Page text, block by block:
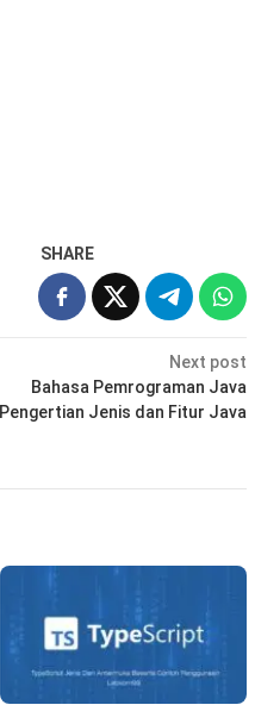
SHARE
Next post
Bahasa Pemrograman Java
Pengertian Jenis dan Fitur Java